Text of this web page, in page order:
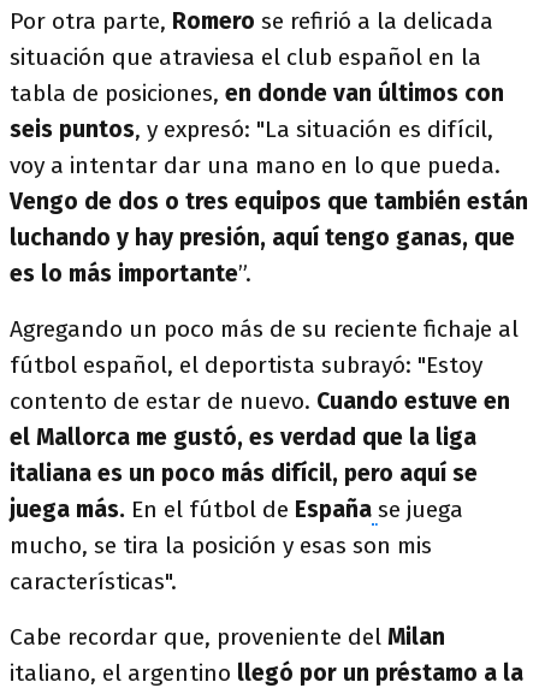
Por otra parte, Romero se refirió a la delicada
situación que atraviesa el club español en la
tabla de posiciones, en donde van últimos con
seis puntos, y expresó: "La situación es difícil,
voy a intentar dar una mano en lo que pueda.
Vengo de dos o tres equipos que también están
luchando y hay presión, aquí tengo ganas, que
es lo más importante”.
Agregando un poco más de su reciente fichaje al
fútbol español, el deportista subrayó: "Estoy
contento de estar de nuevo. Cuando estuve en
el Mallorca me gustó, es verdad que la liga
italiana es un poco más difícil, pero aquí se
juega más. En el fútbol de España se juega
mucho, se tira la posición y esas son mis
características".
Cabe recordar que, proveniente del Milan
italiano, el argentino llegó por un préstamo a la